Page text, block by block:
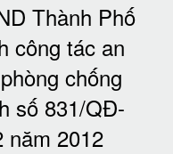
Thành Phố
công tác an
chống
số 831/QĐ-
năm 2012